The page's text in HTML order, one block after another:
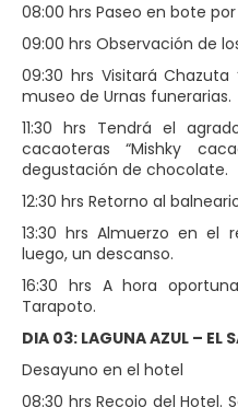
08:00 hrs Paseo en bote
09:00 hrs Observación de
09:30 hrs Visitará
museo de Urnas funerarias.
11:30 hrs Tendrá el
cacaoteras “Mishky
degustación de chocolate.
12:30 hrs Retorno al
13:30 hrs Almuerzo en el
luego, un descanso.
16:30 hrs A hora
Tarapoto.
DIA 03: LAGUNA AZUL – EL
Desayuno en el hotel
08:30 hrs Recojo del Hotel.